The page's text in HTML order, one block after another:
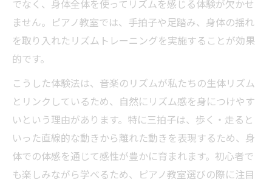
でなく、身体全体を使ってリズムを感じる体験が欠かせ
ません。ピアノ教室では、手拍子や足踏み、身体の揺れ
を取り入れたリズムトレーニングを実施することが効果
的です。
こうした体験法は、音楽のリズムが私たちの生体リズム
とリンクしているため、自然にリズム感を身につけやす
いという理由があります。特に三拍子は、歩く・走ると
いった直線的な動きから離れた動きを表現するため、身
体での体感を通じて感性が豊かに育まれます。初心者で
も楽しみながら学べるため、ピアノ教室選びの際に注目